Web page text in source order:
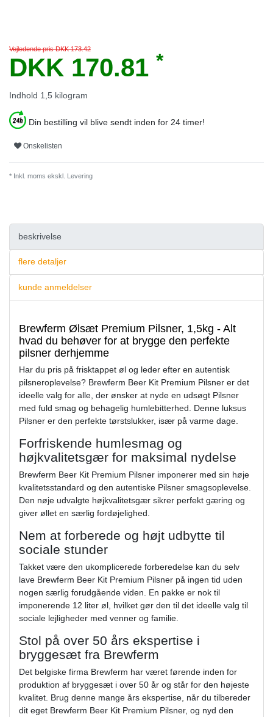
Vejledende pris DKK 173.42
DKK 170.81 *
Indhold 1,5 kilogram
Din bestilling vil blive sendt inden for 24 timer!
Onskelisten
* Inkl. moms ekskl. Levering
beskrivelse
flere detaljer
kunde anmeldelser
Brewferm Ølsæt Premium Pilsner, 1,5kg - Alt
hvad du behøver for at brygge den perfekte
pilsner derhjemme
Har du pris på frisktappet øl og leder efter en autentisk
pilsneroplevelse? Brewferm Beer Kit Premium Pilsner er det
ideelle valg for alle, der ønsker at nyde en udsøgt Pilsner
med fuld smag og behagelig humlebitterhed. Denne luksus
Pilsner er den perfekte tørstslukker, især på varme dage.
Forfriskende humlesmag og
højkvalitetsgær for maksimal nydelse
Brewferm Beer Kit Premium Pilsner imponerer med sin høje
kvalitetsstandard og den autentiske Pilsner smagsoplevelse.
Den nøje udvalgte højkvalitetsgær sikrer perfekt gæring og
giver øllet en særlig fordøjelighed.
Nem at forberede og højt udbytte til
sociale stunder
Takket være den ukomplicerede forberedelse kan du selv
lave Brewferm Beer Kit Premium Pilsner på ingen tid uden
nogen særlig forudgående viden. En pakke er nok til
imponerende 12 liter øl, hvilket gør den til det ideelle valg til
sociale lejligheder med venner og familie.
Stol på over 50 års ekspertise i
bryggesæt fra Brewferm
Det belgiske firma Brewferm har været førende inden for
produktion af bryggesæt i over 50 år og står for den højeste
kvalitet. Brug denne mange års ekspertise, når du tilbereder
dit eget Brewferm Beer Kit Premium Pilsner, og nyd den